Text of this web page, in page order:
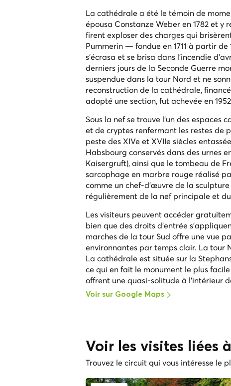
La cathédrale a été le témoin de
épousa Constanze Weber en 1782 et y
firent exploser des charges qui
Pummerin — fondue en 1711 à partir
s'écrasa et se brisa dans l'incendie
derniers jours de la Seconde Guerre
suspendue dans la tour Nord et ne
reconstruction de la cathédrale,
adopté une section, fut achevée en
Sous la nef se trouve l'un des espaces
et de cryptes renfermant les restes de
peste des XIVe et XVIIe siècles
Habsbourg conservés dans des urnes
Kaisergruft), ainsi que le tombeau de
sarcophage en marbre rouge réalisé
comme un chef-d'œuvre de la
régulièrement de la nef principale et
Les visiteurs peuvent accéder
bien que des droits d'entrée
marches de la tour Sud offre une vue
environnantes par temps clair. La tour
La cathédrale est située sur la
ce qui en fait le monument le plus
offrent une quasi-solitude à l'intérieur
Voir sur Google Maps
Voir les visites liées
Trouvez le circuit qui vous intéresse le